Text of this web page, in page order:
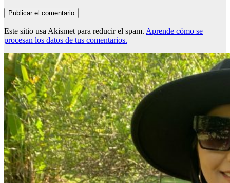
Este sitio usa Akismet para reducir el spam. Aprende cómo se
procesan los datos de tus comentarios.